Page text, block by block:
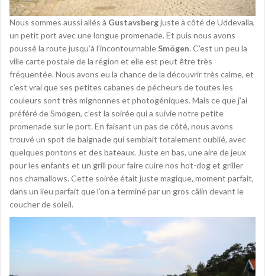
Nous sommes aussi allés à Gustavsbergjuste à côté de Uddevalla,
un petit port avec une longue promenade. Et puis nous avons
poussé la route jusqu’à l’incontournable Smögen. C’est un peu la
ville carte postale de la région et elle est peut être très
fréquentée. Nous avons eu la chance de la découvrir très calme, et
c’est vrai que ses petites cabanes de pécheurs de toutes les
couleurs sont très mignonnes et photogéniques. Mais ce que j’ai
préféré de Smögen, c’est la soirée qui a suivie notre petite
promenade sur le port. En faisant un pas de côté, nous avons
trouvé un spot de baignade qui semblait totalement oublié, avec
quelques pontons et des bateaux. Juste en bas, une aire de jeux
pour les enfants et un grill pour faire cuire nos hot-dog et griller
nos chamallows. Cette soirée était juste magique, moment parfait,
dans un lieu parfait que l’on a terminé par un gros câlin devant le
coucher de soleil.